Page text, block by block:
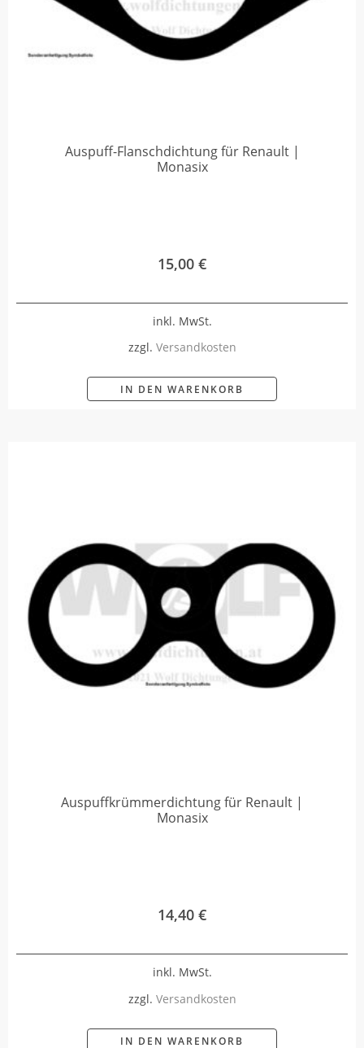
Auspuff-Flanschdichtung für Renault |
Monasix
15,00 €
inkl. MwSt.
zzgl. Versandkosten
IN DEN WARENKORB
Auspuffkrümmerdichtung für Renault |
Monasix
14,40 €
inkl. MwSt.
zzgl. Versandkosten
IN DEN WARENKORB